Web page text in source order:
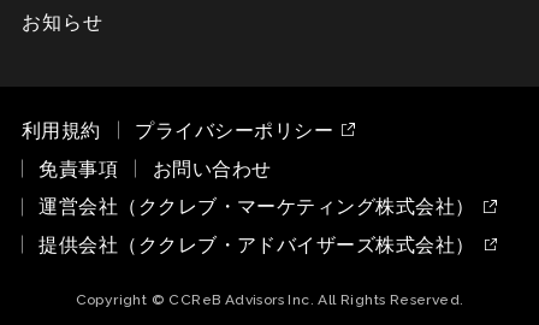
お知らせ
利用規約
プライバシーポリシー
免責事項
お問い合わせ
運営会社（ククレブ・マーケティング株式会社）
提供会社（ククレブ・アドバイザーズ株式会社）
Copyright © CCReB Advisors Inc. All Rights Reserved.